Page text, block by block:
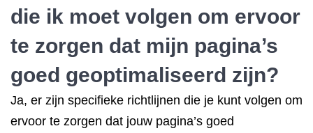
die ik moet volgen om ervoor
te zorgen dat mijn pagina’s
goed geoptimaliseerd zijn?
Ja, er zijn specifieke richtlijnen die je kunt volgen om
ervoor te zorgen dat jouw pagina’s goed